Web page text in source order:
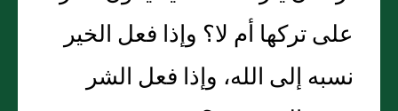
على تركها أم لا‏؟‏ وإذا فعل الخير
نسبه إلى الله، وإذا فعل الشر